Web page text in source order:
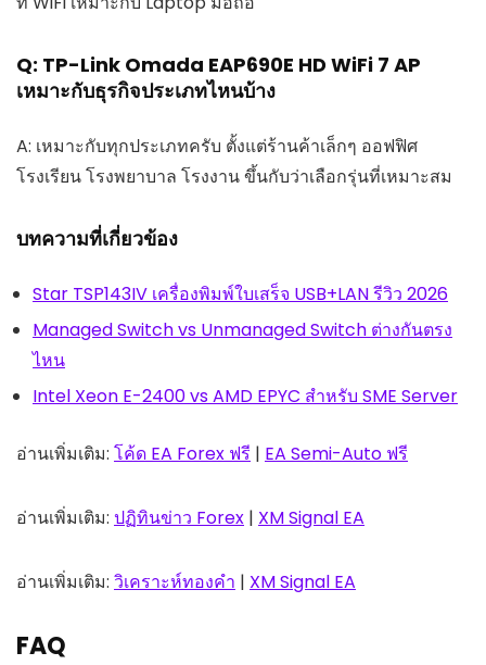
Q: TP-Link Omada EAP690E HD WiFi 7 AP
เหมาะกับธุรกิจประเภทไหนบ้าง
A: เหมาะกับทุกประเภทครับ ตั้งแต่ร้านค้าเล็กๆ ออฟฟิศ
โรงเรียน โรงพยาบาล โรงงาน ขึ้นกับว่าเลือกรุ่นที่เหมาะสม
บทความที่เกี่ยวข้อง
Star TSP143IV เครื่องพิมพ์ใบเสร็จ USB+LAN รีวิว 2026
Managed Switch vs Unmanaged Switch ต่างกันตรง
ไหน
Intel Xeon E-2400 vs AMD EPYC สำหรับ SME Server
อ่านเพิ่มเติม: โค้ด EA Forex ฟรี | EA Semi-Auto ฟรี
อ่านเพิ่มเติม: ปฏิทินข่าว Forex | XM Signal EA
อ่านเพิ่มเติม: วิเคราะห์ทองคำ | XM Signal EA
FAQ